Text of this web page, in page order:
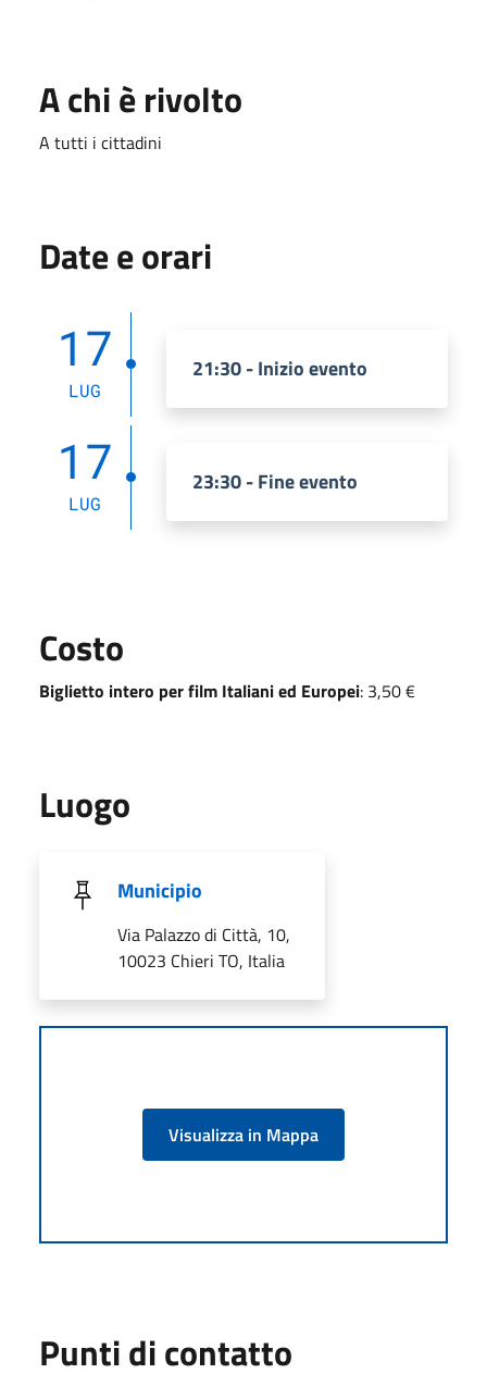
A chi è rivolto
A tutti i cittadini
Date e orari
17
LUG
21:30 - Inizio evento
17
LUG
23:30 - Fine evento
Costo
Biglietto intero per film Italiani ed Europei: 3,50 €
Luogo
Municipio
Via Palazzo di Città, 10,
10023 Chieri TO, Italia
Visualizza in Mappa
Punti di contatto